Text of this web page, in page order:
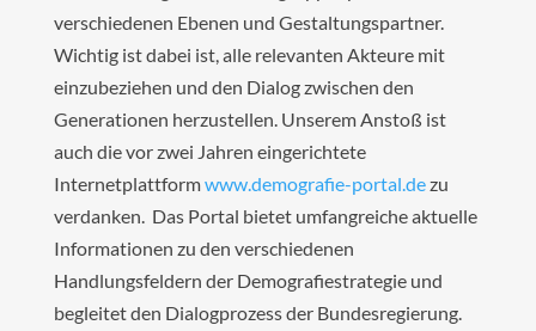
verschiedenen Ebenen und Gestaltungspartner.
Wichtig ist dabei ist, alle relevanten Akteure mit
einzubeziehen und den Dialog zwischen den
Generationen herzustellen. Unserem Anstoß ist
auch die vor zwei Jahren eingerichtete
Internetplattformwww.demografie-portal.dezu
verdanken. Das Portal bietet umfangreiche aktuelle
Informationen zu den verschiedenen
Handlungsfeldern der Demografiestrategie und
begleitet den Dialogprozess der Bundesregierung.